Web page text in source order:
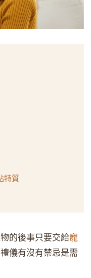
特質
的後事只要交給寵
儀有沒有禁忌是需